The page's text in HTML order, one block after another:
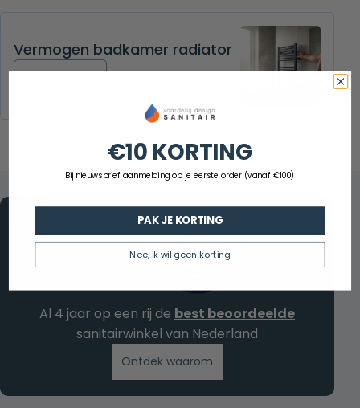
Vermogen badkamer radiator
Meer infoMeer info over Vermogen badkamer radiator
Al 4 jaar op een rij de best beoordeelde
sanitairwinkel van Nederland
Ontdek waarom
€10 KORTING
Bij nieuwsbrief aanmelding op je eerste order (vanaf €100)
PAK JE KORTING
Nee, ik wil geen korting